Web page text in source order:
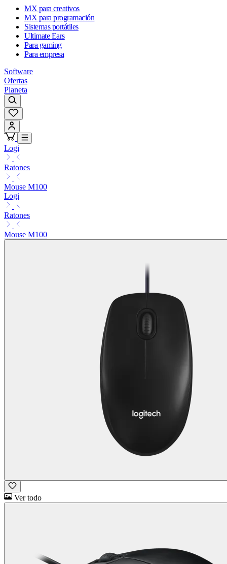
MX para creativos
MX para programación
Sistemas portátiles
Ultimate Ears
Para gaming
Para empresa
Software
Ofertas
Planeta
Logi
Ratones
Mouse M100
Logi
Ratones
Mouse M100
Ver todo